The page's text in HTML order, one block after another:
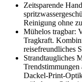
Zeitsparende
Reinigung ohne
Mühelos tragbar:
Tragkraft.
reisefreundliches
Strandtaugliches
Trendstimmungen
Dackel-Print-